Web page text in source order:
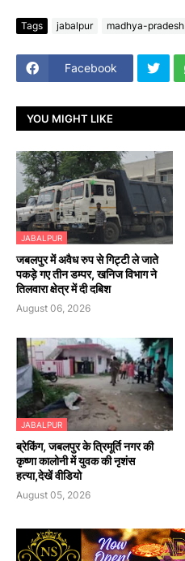
Tags jabalpur madhya-pradesh
Facebook
YOU MIGHT LIKE
JABALPUR
जबलपुर में अवैध रुप से गिट्टी ले जाते
पकड़े गए तीन डम्पर, खनिज विभाग ने
तिलवारा क्षेत्र में दी दबिश
August 06, 2026
JABALPUR
ब्रेकिंग, जबलपुर के त्रिमूर्ति नगर की
कृष्णा कालोनी में युवक की नृशंस
हत्या,देखें वीडियो
August 05, 2026